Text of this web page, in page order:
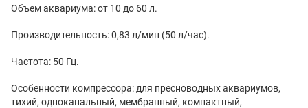
Объем аквариума: от 10 до 60 л.
Производительность: 0,83 л/мин (50 л/час).
Частота: 50 Гц.
Особенности компрессора: для пресноводных аквариумов,
тихий, одноканальный, мембранный, компактный,